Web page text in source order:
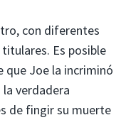
con diferentes
Es posible
que Joe la incriminó
verdadera
de fingir su muerte